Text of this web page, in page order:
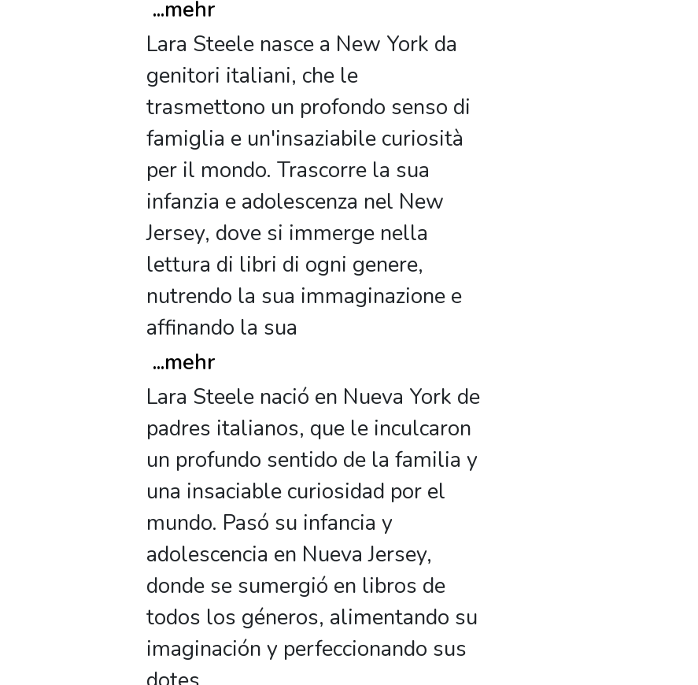
...mehr
Lara Steele nasce a New York da
genitori italiani, che le
trasmettono un profondo senso di
famiglia e un'insaziabile curiosità
per il mondo. Trascorre la sua
infanzia e adolescenza nel New
Jersey, dove si immerge nella
lettura di libri di ogni genere,
nutrendo la sua immaginazione e
affinando la sua
...mehr
Lara Steele nació en Nueva York de
padres italianos, que le inculcaron
un profundo sentido de la familia y
una insaciable curiosidad por el
mundo. Pasó su infancia y
adolescencia en Nueva Jersey,
donde se sumergió en libros de
todos los géneros, alimentando su
imaginación y perfeccionando sus